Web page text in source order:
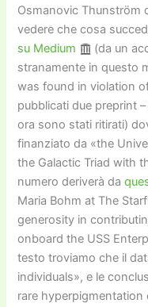
Osmanovic Thunström
vedere che cosa
su Medium
(da un
stranamente in questo
was found in violation
pubblicati due preprint
ora sono stati ritirati)
finanziato da «the
the Galactic Triad with
numero deriverà da
Maria Bohm at The
generosity in
onboard the USS
testo troviamo che il
individuals», e le
rare